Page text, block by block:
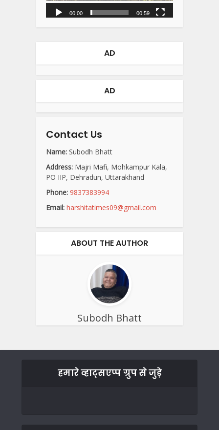
00:00 00:59
AD
AD
Contact Us
Name: Subodh Bhatt
Address: Majri Mafi, Mohkampur Kala,
PO IIP, Dehradun, Uttarakhand
Phone: 9837383994
Email: harshitatimes09@gmail.com
ABOUT THE AUTHOR
Subodh Bhatt
हमारे व्हाट्सएप्प ग्रुप से जुड़े